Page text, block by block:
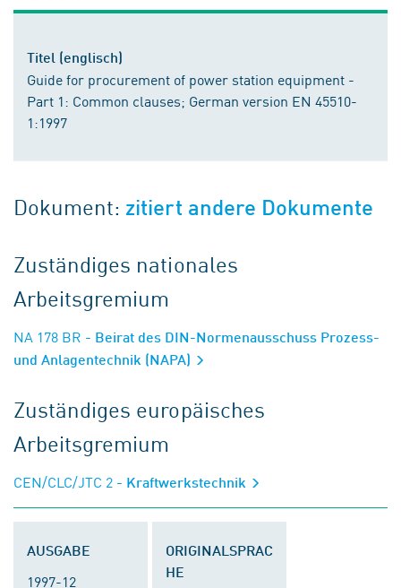
Titel (englisch)
Guide for procurement of power station equipment -
Part 1: Common clauses; German version EN 45510-
1:1997
Dokument: zitiert andere Dokumente
Zuständiges nationales
Arbeitsgremium
NA 178 BR - Beirat des DIN-Normenausschuss Prozess-
und Anlagentechnik (NAPA)
Zuständiges europäisches
Arbeitsgremium
CEN/CLC/JTC 2 - Kraftwerkstechnik
AUSGABE
1997-12
ORIGINALSPRAC
HE